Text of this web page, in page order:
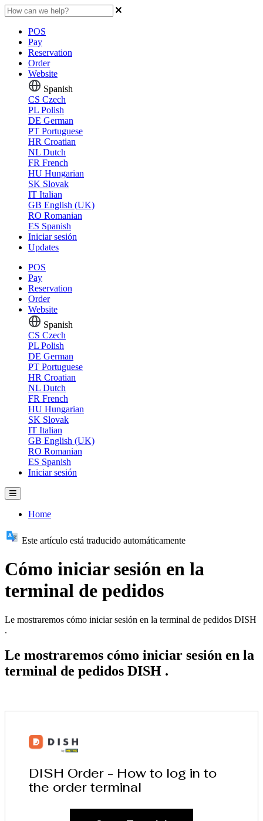
POS
Pay
Reservation
Order
Website
Spanish
CS Czech
PL Polish
DE German
PT Portuguese
HR Croatian
NL Dutch
FR French
HU Hungarian
SK Slovak
IT Italian
GB English (UK)
RO Romanian
ES Spanish
Iniciar sesión
Updates
POS
Pay
Reservation
Order
Website
Spanish
CS Czech
PL Polish
DE German
PT Portuguese
HR Croatian
NL Dutch
FR French
HU Hungarian
SK Slovak
IT Italian
GB English (UK)
RO Romanian
ES Spanish
Iniciar sesión
Home
Este artículo está traducido automáticamente
Cómo iniciar sesión en la
terminal de pedidos
Le mostraremos cómo iniciar sesión en la terminal de pedidos DISH
.
Le mostraremos cómo iniciar sesión en la
terminal de pedidos DISH .